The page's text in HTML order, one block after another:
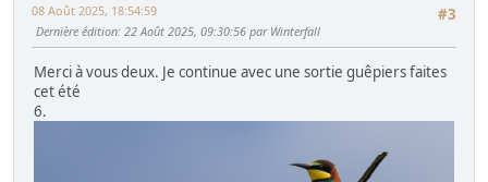
#3
08 Août 2025, 18:54:59
Dernière édition: 22 Août 2025, 09:30:56 par Winterfall
Merci à vous deux. Je continue avec une sortie guêpiers faites
cet été
6.